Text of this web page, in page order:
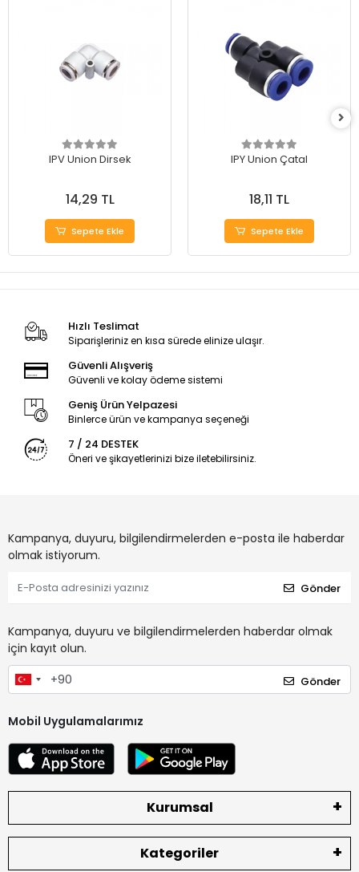
IPV Union Dirsek
14,29 TL
Sepete Ekle
IPY Union Çatal
18,11 TL
Sepete Ekle
Hızlı Teslimat
Siparişleriniz en kısa sürede elinize ulaşır.
Güvenli Alışveriş
Güvenli ve kolay ödeme sistemi
Geniş Ürün Yelpazesi
Binlerce ürün ve kampanya seçeneği
7 / 24 DESTEK
Öneri ve şikayetlerinizi bize iletebilirsiniz.
Kampanya, duyuru, bilgilendirmelerden e-posta ile haberdar
olmak istiyorum.
Gönder
Kampanya, duyuru ve bilgilendirmelerden haberdar olmak
için kayıt olun.
Gönder
Mobil Uygulamalarımız
Kurumsal
Kategoriler